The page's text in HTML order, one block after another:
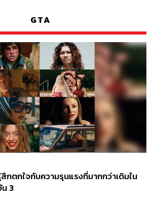
GTA
ตกใจกับความรุนแรงที่มากกว่าเดิมใน
3